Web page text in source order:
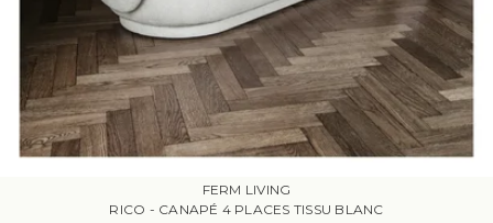
FERM LIVING
RICO - CANAPÉ 4 PLACES TISSU BLANC